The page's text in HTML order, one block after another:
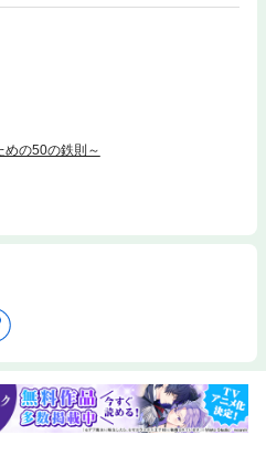
＝十分条件）はいまだに発見されてい
に存在します。それが麻雀の定跡と
必要条件＝「絶対定跡」について、丁
、手作り、ドラとリーチ、押し引
なか麻雀で勝てない、と思っている
いのではないでしょうか。初級者の
ぶために、中級以上の方は知っていた
なおすために、非常に有用な内容とな
本戦術書の決定版。雀力アップを目
の定跡
めの50の鉄則～